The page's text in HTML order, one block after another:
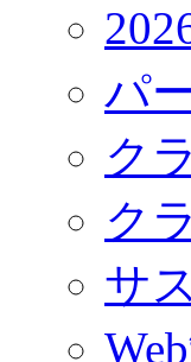
パ
ク
ク
サ